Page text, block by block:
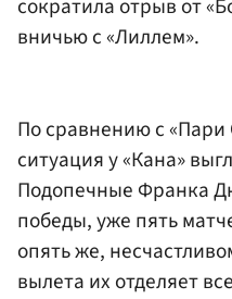
вничью с «Лиллем».
По сравнению с
ситуация у «Кана»
Подопечные Франка
победы, уже пять
опять же,
вылета их отделяет